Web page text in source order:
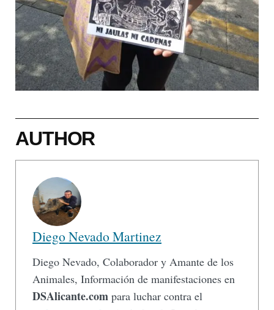
AUTHOR
Diego Nevado Martinez
Diego Nevado, Colaborador y Amante de los
Animales, Información de manifestaciones en
DSAlicante.com para luchar contra el